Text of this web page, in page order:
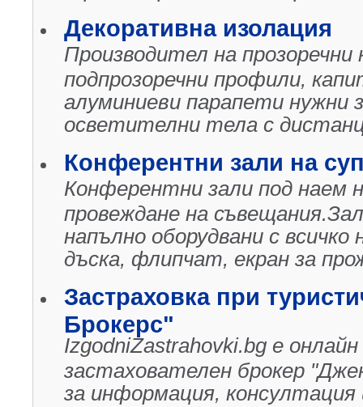
Декоративна изолация
Производител на
подпрозоречни профили,
алуминиеви парапети
осветителни тела с
Конферентни зали на
Конферентни зали под наем
провеждане на
напълно оборудвани с
дъска, флипчат, екран за
Застраховка при
Брокерс"
IzgodniZastrahovki.bg е
застахователен брокер
за информация, консултация